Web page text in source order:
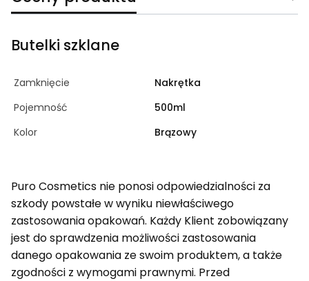
Butelki szklane
Zamknięcie
Nakrętka
Pojemność
500ml
Kolor
Brązowy
Puro Cosmetics nie ponosi odpowiedzialności za
szkody powstałe w wyniku niewłaściwego
zastosowania opakowań. Każdy Klient zobowiązany
jest do sprawdzenia możliwości zastosowania
danego opakowania ze swoim produktem, a także
zgodności z wymogami prawnymi. Przed